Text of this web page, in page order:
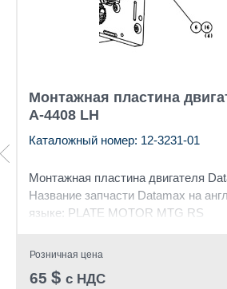
Монтажная пластина
A-4408 LH
Каталожный номер: 12-3231-01
Монтажная пластина двигателя
Название запчасти Datamax на
языке: PLATE MOTOR MTG RS
Розничная цена
65 $ с НДС